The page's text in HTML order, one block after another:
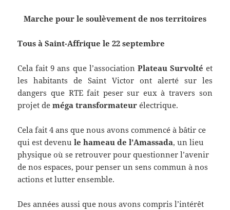
Marche pour le soulèvement de nos territoires
Tous à Saint-Affrique le 22 septembre
Cela fait 9 ans que l’association Plateau Survolté et
les habitants de Saint Victor ont alerté sur les
dangers que RTE fait peser sur eux à travers son
projet deméga transformateur électrique.
Cela fait 4 ans que nous avons commencé à bâtir ce
qui est devenule hameau de l’Amassada, un lieu
physique où se retrouver pour questionner l’avenir
de nos espaces, pour penser un sens commun à nos
actions et lutter ensemble.
Des années aussi que nous avons compris l’intérêt